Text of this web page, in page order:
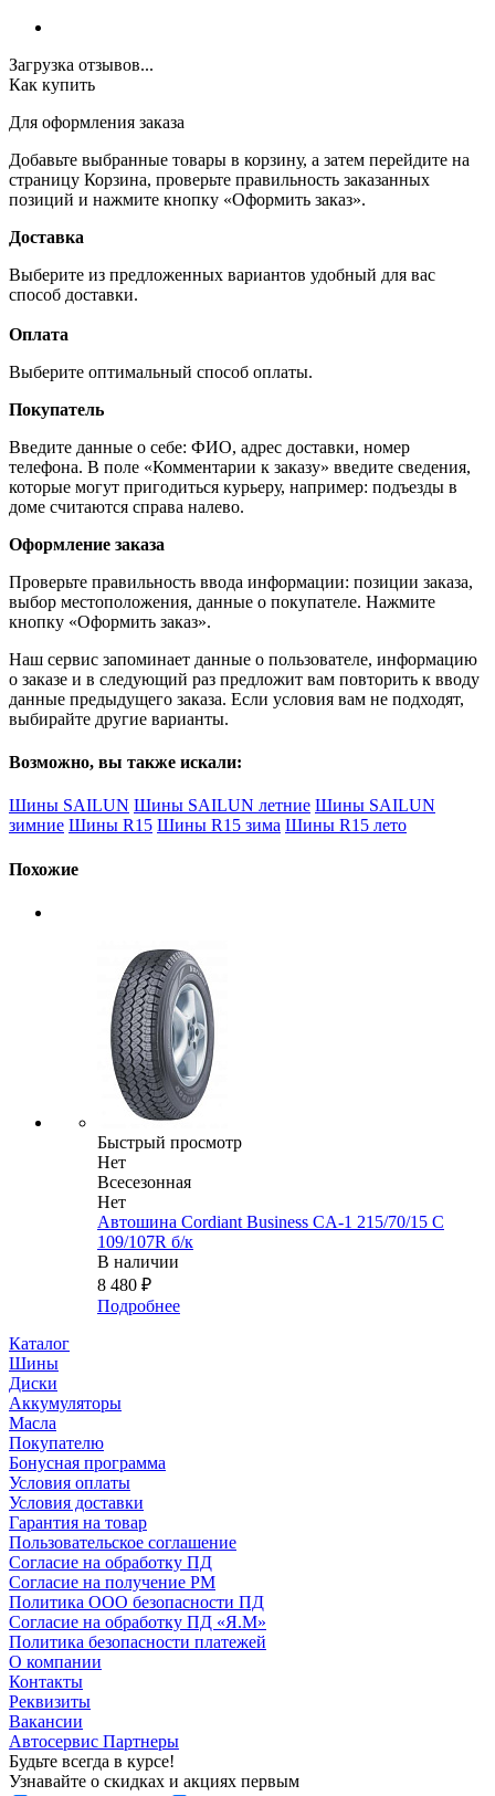
Загрузка отзывов...
Как купить
Для оформления заказа
Добавьте выбранные товары в корзину, а затем перейдите на
страницу Корзина, проверьте правильность заказанных
позиций и нажмите кнопку «Оформить заказ».
Доставка
Выберите из предложенных вариантов удобный для вас
способ доставки.
Оплата
Выберите оптимальный способ оплаты.
Покупатель
Введите данные о себе: ФИО, адрес доставки, номер
телефона. В поле «Комментарии к заказу» введите сведения,
которые могут пригодиться курьеру, например: подъезды в
доме считаются справа налево.
Оформление заказа
Проверьте правильность ввода информации: позиции заказа,
выбор местоположения, данные о покупателе. Нажмите
кнопку «Оформить заказ».
Наш сервис запоминает данные о пользователе, информацию
о заказе и в следующий раз предложит вам повторить к вводу
данные предыдущего заказа. Если условия вам не подходят,
выбирайте другие варианты.
Возможно, вы также искали:
Шины SAILUN Шины SAILUN летние Шины SAILUN
зимние Шины R15 Шины R15 зима Шины R15 лето
Похожие
Быстрый просмотр
Нет
Всесезонная
Нет
Автошина Cordiant Business CA-1 215/70/15 C
109/107R б/к
В наличии
8 480 ₽
Подробнее
Каталог
Шины
Диски
Аккумуляторы
Масла
Покупателю
Бонусная программа
Условия оплаты
Условия доставки
Гарантия на товар
Пользовательское соглашение
Согласие на обработку ПД
Согласие на получение РМ
Политика ООО безопасности ПД
Согласие на обработку ПД «Я.М»
Политика безопасности платежей
О компании
Контакты
Реквизиты
Вакансии
Автосервис Партнеры
Будьте всегда в курсе!
Узнавайте о скидках и акциях первым